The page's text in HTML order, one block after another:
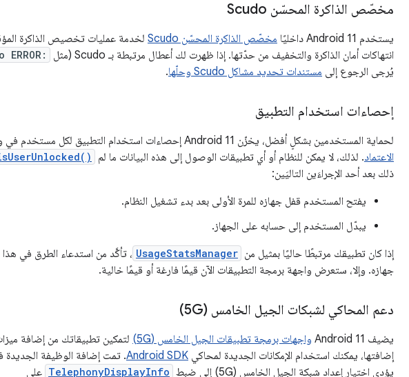
مخصّص الذاكرة المحسّن Scudo
يستخدم Android 11 داخليًا مخصّص الذاكرة المحسّن Scudo
انتهاكات أمان الذاكرة والتخفيف من حدّتها. إذا ظهرت لك أعطال مرتبطة بـ Scudo (مثل
ERROR:
يُرجى الرجوع إلى مستندات تحديد مشاكل Scudo وحلّها .
إحصاءات استخدام التطبيق
لحماية المستخدمين بشكلٍ أفضل، يخزّن Android 11 إحصاءات استخدام التطبيق لكل مستخدم في وحدة تخزين
الاعتماد. لذلك، لا يمكن للنظام أو أي تطبيقات الوصول إلى هذه البيانات ما لم
ذلك بعد أحد الإجراءَين التاليَين:
يفتح المستخدم قفل جهازه للمرة الأولى بعد بدء تشغيل النظام.
يبدّل المستخدم إلى حسابه على الجهاز.
إذا كان تطبيقك مرتبطًا حاليًا بمثيل من UsageStatsManager ، تأكَّد من استدعاء الطرق في
جهازه. وإلا، ستعرض واجهة برمجة التطبيقات الآن قيمًا فارغة أو قيمًا خالية.
دعم المحاكي لشبكات الجيل الخامس (5G)
يضيف Android 11 واجهات برمجة تطبيقات الجيل الخامس (5G)
لتمكين تطبيقاتك من إضافة
إضافتها، يمكنك استخدام الإمكانات الجديدة لمحاكي Android SDK
يؤدي اختيار إعداد شبكة الجيل الخامس (5G) إلى ضبط
TelephonyDisplayInfo على